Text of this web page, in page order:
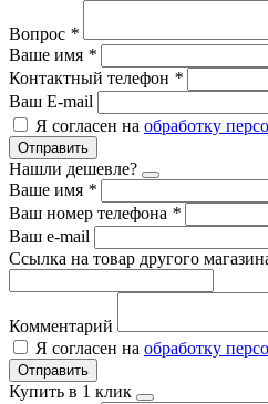
Вопрос *
Ваше имя *
Контактный телефон *
Ваш E-mail
Я согласен на обработку
Отправить
Нашли дешевле?
Ваше имя *
Ваш номер телефона *
Ваш e-mail
Ссылка на товар другого
Комментарий
Я согласен на обработку
Отправить
Купить в 1 клик